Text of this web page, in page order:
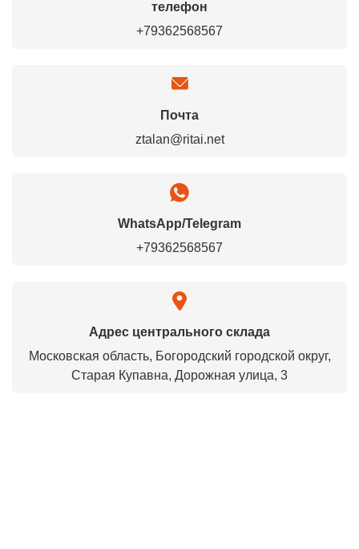
телефон
+79362568567
Почта
ztalan@ritai.net
WhatsApp/Telegram
+79362568567
Адрес центрального склада
Московская область, Богородский городской округ,
Старая Купавна, Дорожная улица, 3